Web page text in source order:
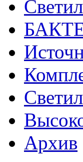
Архив